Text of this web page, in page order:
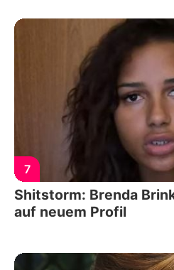
7
Shitstorm: Brenda
auf neuem Profil